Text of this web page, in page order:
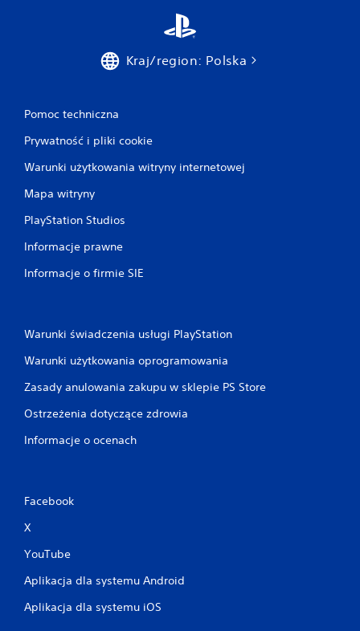
Kraj/region: Polska
Pomoc techniczna
Prywatność i pliki cookie
Warunki użytkowania witryny internetowej
Mapa witryny
PlayStation Studios
Informacje prawne
Informacje o firmie SIE
Warunki świadczenia usługi PlayStation
Warunki użytkowania oprogramowania
Zasady anulowania zakupu w sklepie PS Store
Ostrzeżenia dotyczące zdrowia
Informacje o ocenach
Facebook
X
YouTube
Aplikacja dla systemu Android
Aplikacja dla systemu iOS